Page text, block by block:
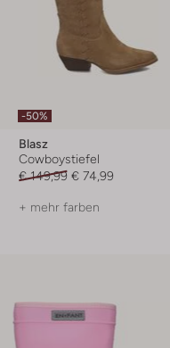
-50%
Blasz
Cowboystiefel
€ 149,99 € 74,99
+ mehr farben